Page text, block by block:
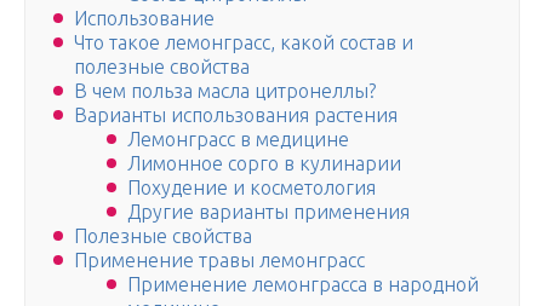
Использование
Что такое лемонграсс, какой состав и
полезные свойства
В чем польза масла цитронеллы?
Варианты использования растения
Лемонграсс в медицине
Лимонное сорго в кулинарии
Похудение и косметология
Другие варианты применения
Полезные свойства
Применение травы лемонграсс
Применение лемонграсса в народной